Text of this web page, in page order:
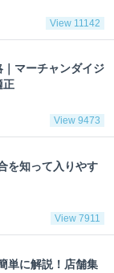
View 11142
マーチャンダイジ
正
View 9473
を知って入りやす
View 7911
単に解説！店舗集